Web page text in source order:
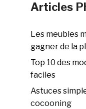
Articles
Les meubles
gagner de la
Top 10 des
faciles
Astuces
cocooning